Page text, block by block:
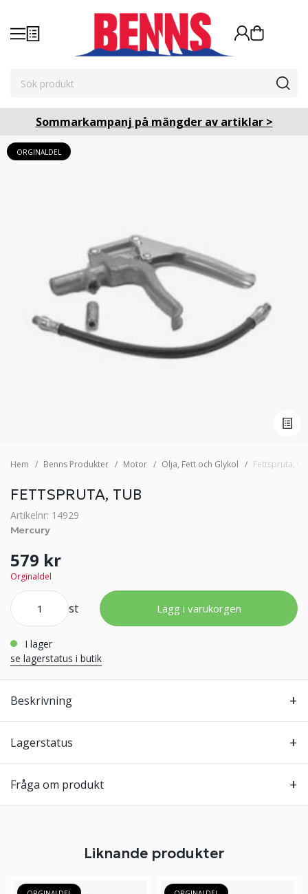
Sommarkampanj på mängder av artiklar >
ORGINALDEL
Hem Benns Produkter Motor Olja, Fett och Glykol Fettspruta,
FETTSPRUTA, TUB
Artikelnr: 14929
Mercury
579 kr
Orginaldel
st Lägg i varukorgen
i lager
se lagerstatus i butik
Beskrivning
Lagerstatus
Fråga om produkt
Liknande produkter